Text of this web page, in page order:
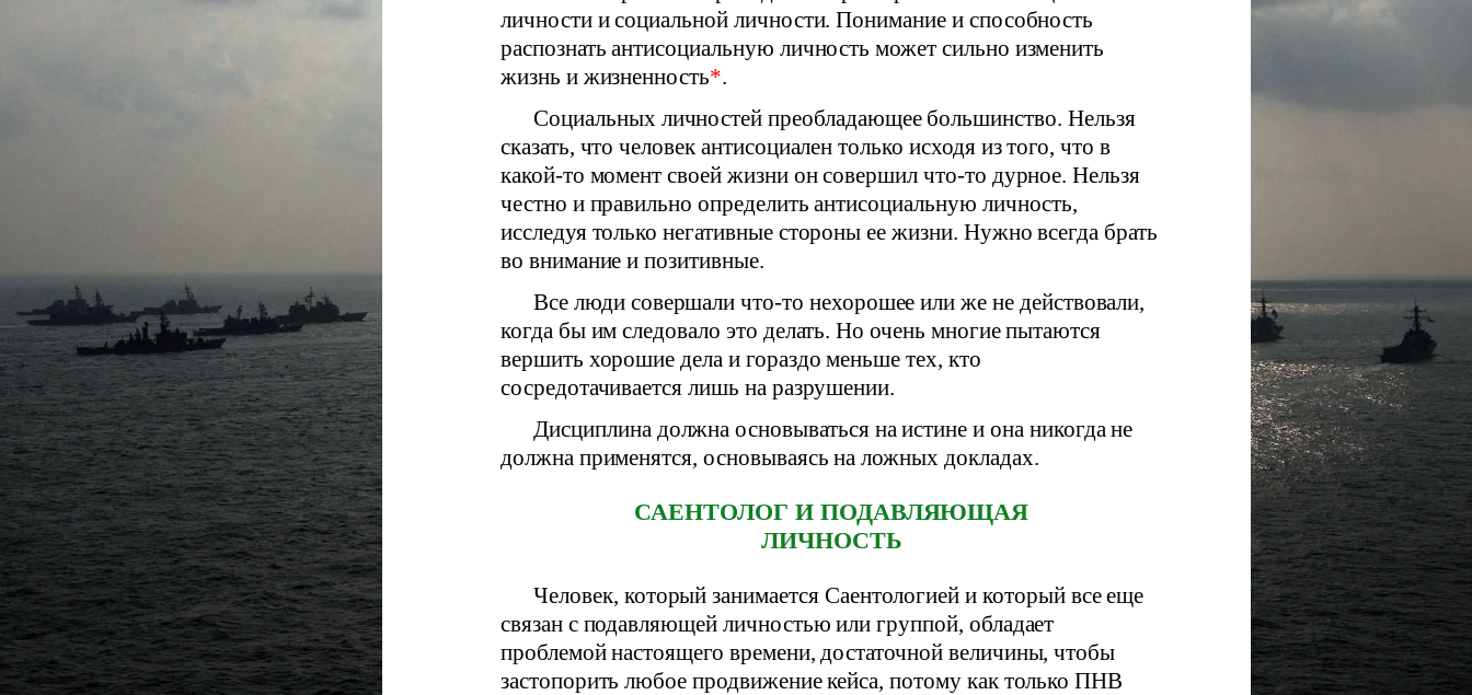
личности и социальной личности. Понимание и способность
распознать антисоциальную личность может сильно изменить
жизнь и жизненность*
Социальных личностей преобладающее большинство. Нельзя
сказать, что человек антисоциален только исходя из того, что в
какой-то момент своей жизни он совершил что-то дурное. Нельзя
честно и правильно определить антисоциальную личность,
исследуя только негативные стороны ее жизни. Нужно всегда брать
во внимание и позитивные.
Все люди совершали что-то нехорошее или же не действовали,
когда бы им следовало это делать. Но очень многие пытаются
вершить хорошие дела и гораздо меньше тех, кто
сосредотачивается лишь на разрушении.
Дисциплина должна основываться на истине и она никогда не
должна применятся, основываясь на ложных докладах.
САЕНТОЛОГ И ПОДАВЛЯЮЩАЯ
ЛИЧНОСТЬ
Человек, который занимается Саентологией и который все еще
связан с подавляющей личностью или группой, обладает
проблемой настоящего времени, достаточной величины, чтобы
застопорить любое продвижение кейса, потому как только ПНВ